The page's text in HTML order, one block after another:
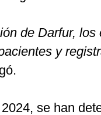
de Darfur,
y
se han